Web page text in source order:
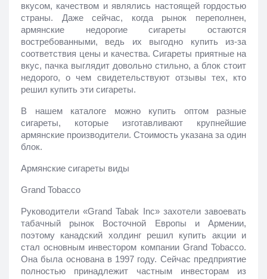
вкусом, качеством и являлись настоящей гордостью
страны. Даже сейчас, когда рынок переполнен,
армянские недорогие сигареты остаются
востребованными, ведь их выгодно купить из-за
соответствия цены и качества. Сигареты приятные на
вкус, пачка выглядит довольно стильно, а блок стоит
недорого, о чем свидетельствуют отзывы тех, кто
решил купить эти сигареты.
В нашем каталоге можно купить оптом разные
сигареты, которые изготавливают крупнейшие
армянские производители. Стоимость указана за один
блок.
Армянские сигареты виды
Grand Tobacco
Руководители «Grand Tabak Inc» захотели завоевать
табачный рынок Восточной Европы и Армении,
поэтому канадский холдинг решил купить акции и
стал основным инвестором компании Grand Tobacco.
Она была основана в 1997 году. Сейчас предприятие
полностью принадлежит частным инвесторам из